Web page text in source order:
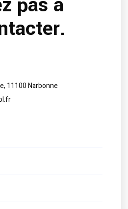
11100 Narbonne